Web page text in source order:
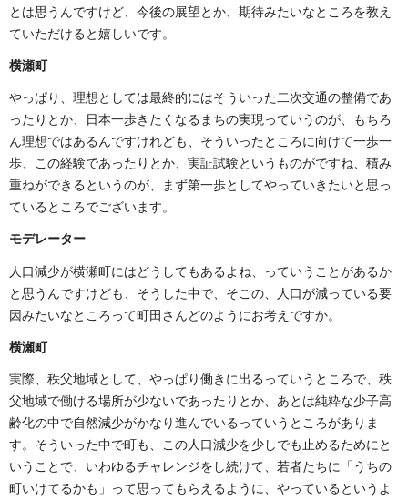
とは思うんですけど、今後の展望とか、期待みたいなところを教え
ていただけると嬉しいです。
横瀬町
やっぱり、理想としては最終的にはそういった二次交通の整備であ
ったりとか、日本一歩きたくなるまちの実現っていうのが、もちろ
ん理想ではあるんですけれども、そういったところに向けて一歩一
歩、この経験であったりとか、実証試験というものがですね、積み
重ねができるというのが、まず第一歩としてやっていきたいと思っ
ているところでございます。
モデレーター
人口減少が横瀬町にはどうしてもあるよね、っていうことがあるか
と思うんですけども、そうした中で、そこの、人口が減っている要
因みたいなところって町田さんどのようにお考えですか。
横瀬町
実際、秩父地域として、やっぱり働きに出るっていうところで、秩
父地域で働ける場所が少ないであったりとか、あとは純粋な少子高
齢化の中で自然減少がかなり進んでいるっていうところがありま
す。そういった中で町も、この人口減少を少しでも止めるためにと
いうことで、いわゆるチャレンジをし続けて、若者たちに「うちの
町いけてるかも」って思ってもらえるように、やっているというよ